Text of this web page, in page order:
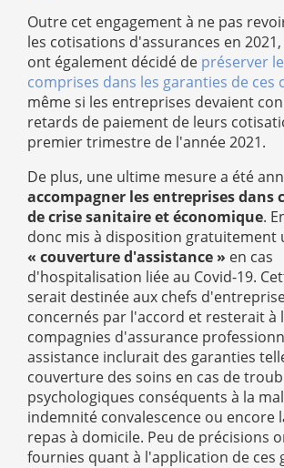
Outre cet engagement à ne pas
les cotisations d'assurances en
ont également décidé de préserver
comprises dans les garanties de ces
même si les entreprises devaient
retards de paiement de leurs
premier trimestre de l'année 2021.
De plus, une ultime mesure a été
accompagner les entreprises dans
de crise sanitaire et économique.
donc mis à disposition gratuitement
« couverture d'assistance » en cas
d'hospitalisation liée au Covid-19.
serait destinée aux chefs
concernés par l'accord et resterait à
compagnies d'assurance
assistance inclurait des garanties
couverture des soins en cas de
psychologiques conséquents à la
indemnité convalescence ou encore
repas à domicile. Peu de précisions
fournies quant à l'application de ces